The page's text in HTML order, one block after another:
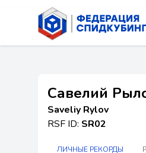
Савелий
Saveliy Rylov
RSF ID: SR02
ЛИЧНЫЕ РЕКОРДЫ